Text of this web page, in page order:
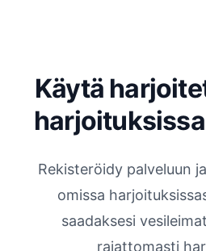
Käytä
Rekisteröidy palveluun
omissa
saadaksesi
rajattomasti